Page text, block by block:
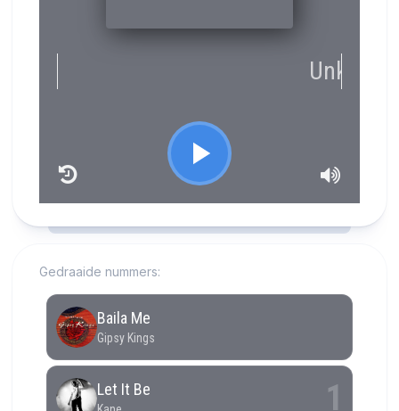
Gedraaide nummers: